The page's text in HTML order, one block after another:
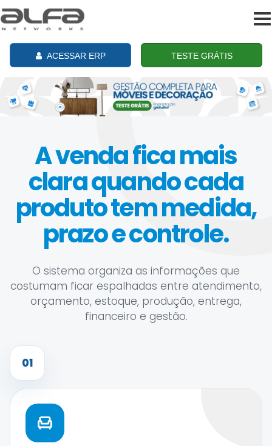
ACESSAR ERP TESTE GRÁTIS
A venda fica mais
clara quando cada
produto tem medida,
prazo e controle.
O sistema organiza as informações que
costumam ficar espalhadas entre atendimento,
orçamento, estoque, produção, entrega,
financeiro e gestão.
01